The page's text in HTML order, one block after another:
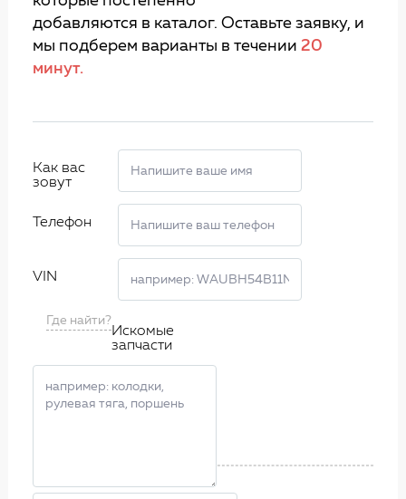
добавляются в каталог. Оставьте заявку, и
мы подберем варианты в течении 20
минут.
Как вас
зовут
Телефон
VIN
Где найти?
Искомые
запчасти